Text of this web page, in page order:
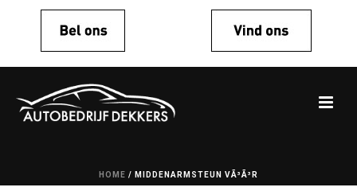
HOME / MIDDENARMSTEUN VÃ³Ã³R